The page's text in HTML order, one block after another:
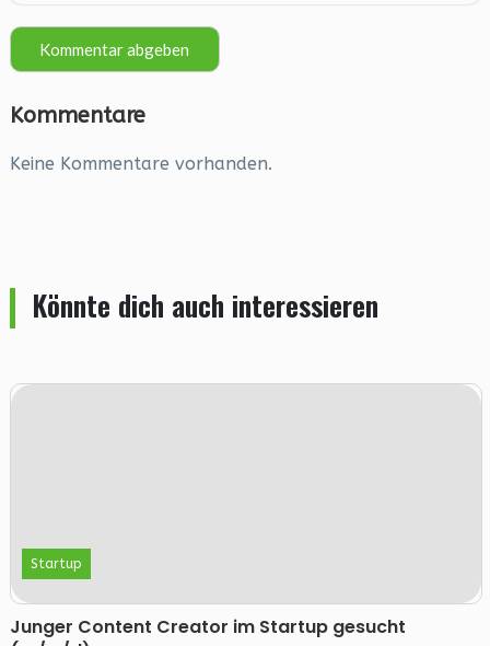
Kommentare
Keine Kommentare vorhanden.
Könnte dich auch interessieren
Startup
Junger Content Creator im Startup gesucht